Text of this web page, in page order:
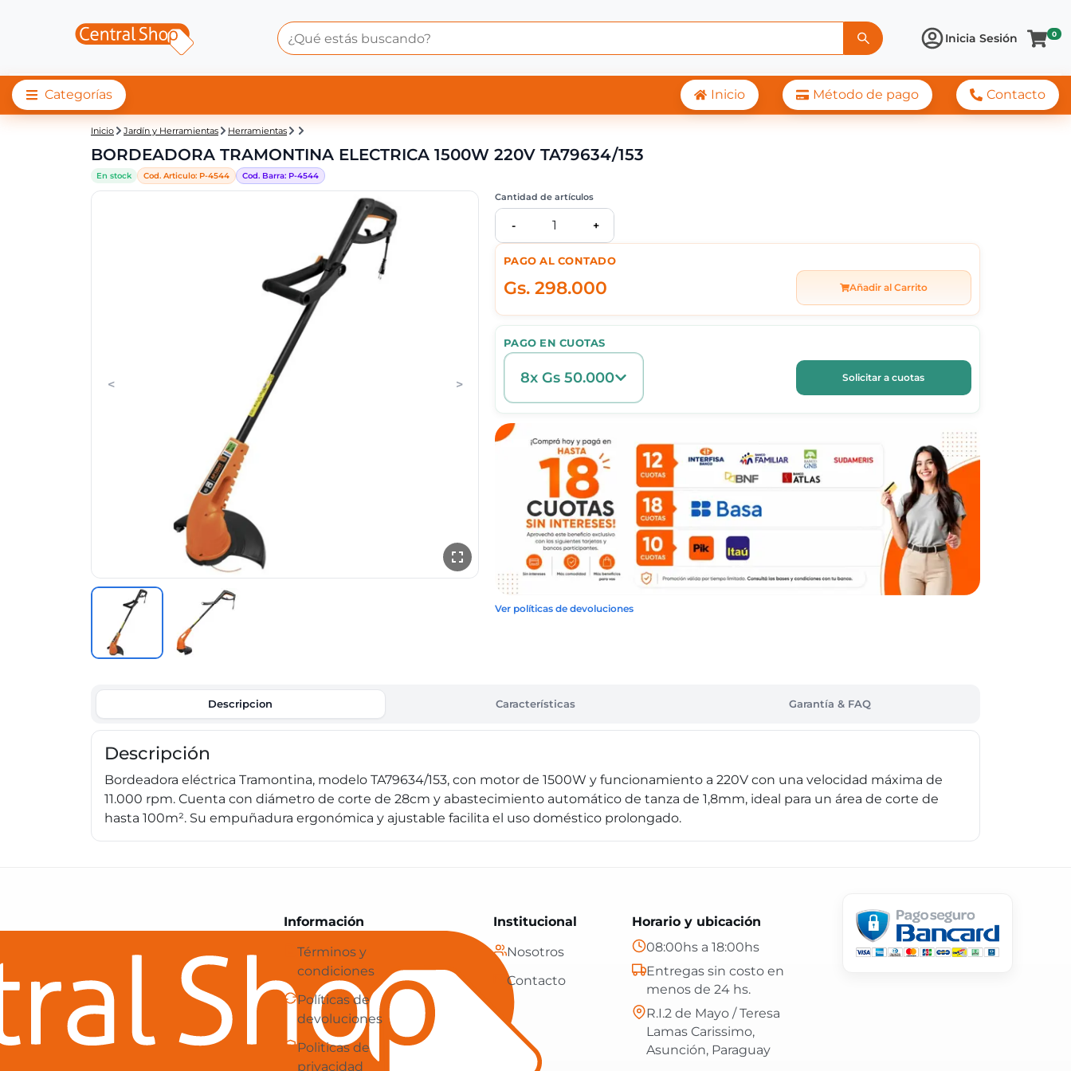
Inicia Sesión 0
Categorías Inicio Método de pago Contacto
Central Shop: BORDEADORA TRAMONTINA ELECTRICA 1500W
Inicio Jardín y Herramientas Herramientas
BORDEADORA TRAMONTINA ELECTRICA 1500W 220V TA79634/153
En stock Cod. Articulo: P-4544 Cod. Barra: P-4544
< >
PAGO AL CONTADO
Gs. 298.000 Añadir al Carrito
PAGO EN CUOTAS
8x Gs 50.000 Solicitar a cuotas
Cantidad de artículos
- 1 +
Ver políticas de devoluciones
Descripcion Características Garantía & FAQ
Descripción
Bordeadora eléctrica Tramontina, modelo TA79634/153, con motor de 1500W y funcionamiento a 220V con una velocidad máxima de
11.000 rpm. Cuenta con diámetro de corte de 28cm y abastecimiento automático de tanza de 1,8mm, ideal para un área de corte de
hasta 100m². Su empuñadura ergonómica y ajustable facilita el uso doméstico prolongado.
Central Shop es tu e-commerce en Paraguay: tecnología, hogar y más, con envíos gratis en 24 hs y atención confiable.
Información
Términos y
condiciones
Políticas de
devoluciones
Politicas de
privacidad
Institucional
Nosotros
Contacto
Horario y ubicación
08:00hs a 18:00hs
Entregas sin costo en
menos de 24 hs.
R.I.2 de Mayo / Teresa
Lamas Carissimo,
Asunción, Paraguay